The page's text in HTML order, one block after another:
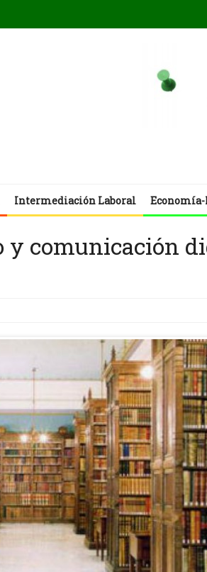
Intermediación Laboral Economía-
y comunicación